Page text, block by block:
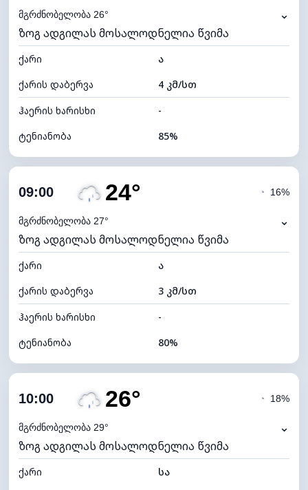
ნამის წერტილი
ხილვადობა
10 კმ
განათების ინდექსი 4 (მკრთალი)
ღრუბლის სიმაღლე 6560 მ
მგრძნობელობა 26° ⌄
ზოგ ადგილას მოსალოდნელია წვიმა
ქარი
ა
ქარის დაბერვა
4 კმ/სთ
ჰაერის ხარისხი
-
ტენიანობა
85%
ღრუბლიანობა
ნამის წერტილი
ხილვადობა
10 კმ
განათების ინდექსი 4 (მკრთალი)
ღრუბლის სიმაღლე 6480 მ
09:00 24°
მგრძნობელობა 27°
◔ 16%
⌄
ზოგ ადგილას მოსალოდნელია წვიმა
ქარი
ა
ქარის დაბერვა
3 კმ/სთ
ჰაერის ხარისხი
-
ტენიანობა
80%
ღრუბლიანობა
ნამის წერტილი
ხილვადობა
10 კმ
განათების ინდექსი 7 (ნათელი)
10:00 26°
მგრძნობელობა 29°
◔ 18%
⌄
ზოგ ადგილას მოსალოდნელია წვიმა
ქარი
სა